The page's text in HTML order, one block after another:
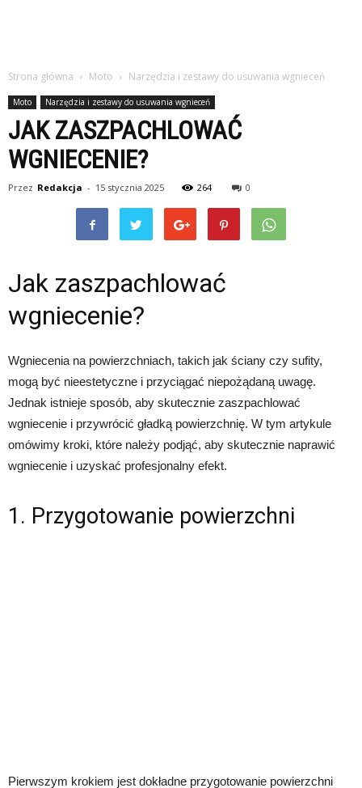
Strona główna Moto Narzędzia i zestawy do usuwania wgnieceń
Moto Narzędzia i zestawy do usuwania wgnieceń
JAK ZASZPACHLOWAĆ
WGNIECENIE?
Przez Redakcja - 15 stycznia 2025 264 0
Jak zaszpachlować
wgniecenie?
Wgniecenia na powierzchniach, takich jak ściany czy sufity,
mogą być nieestetyczne i przyciągać niepożądaną uwagę.
Jednak istnieje sposób, aby skutecznie zaszpachlować
wgniecenie i przywrócić gładką powierzchnię. W tym artykule
omówimy kroki, które należy podjąć, aby skutecznie naprawić
wgniecenie i uzyskać profesjonalny efekt.
1. Przygotowanie powierzchni
Pierwszym krokiem jest dokładne przygotowanie powierzchni